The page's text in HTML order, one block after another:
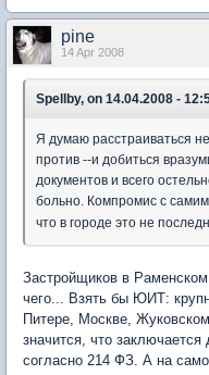
pine
14 Apr 2008
Spellby, on 14.04.2008 -
Я думаю расстраиваться
против --и добиться
документов и всего
больно. Компромис с
что в городе это не
Застройщиков в
чего... Взять бы ЮИТ:
Питере, Москве,
значится, что заключается
согласно 214 ФЗ. А на